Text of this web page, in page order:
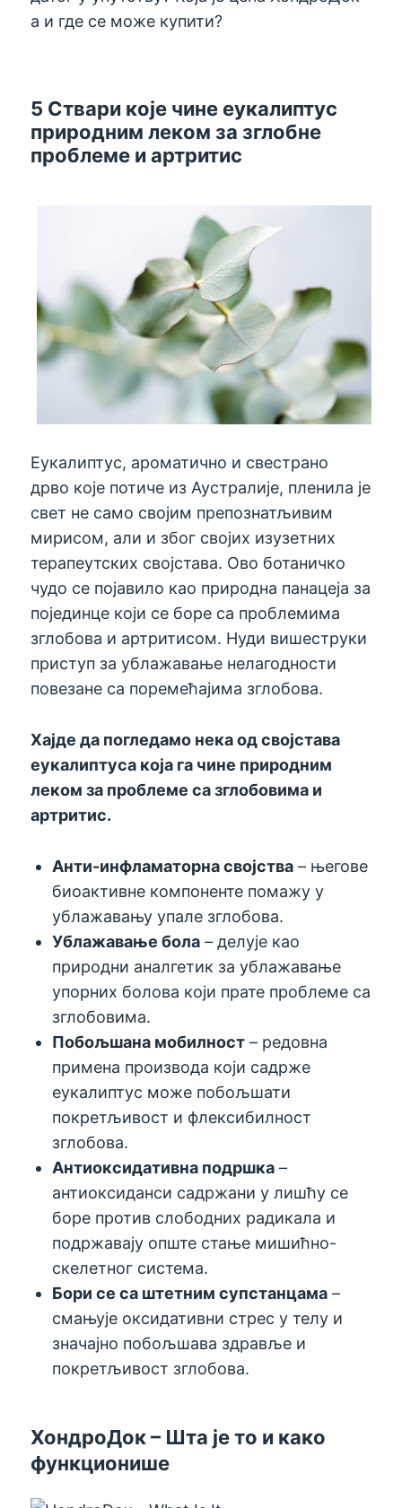
а и где се може купити?
5 Ствари које чине еукалиптус
природним леком за зглобне
проблеме и артритис
Еукалиптус, ароматично и свестрано
дрво које потиче из Аустралије, пленила је
свет не само својим препознатљивим
мирисом, али и због својих изузетних
терапеутских својстава. Ово ботаничко
чудо се појавило као природна панацеја за
појединце који се боре са проблемима
зглобова и артритисом. Нуди вишеструки
приступ за ублажавање нелагодности
повезане са поремећајима зглобова.
Хајде да погледамо нека од својстава
еукалиптуса која га чине природним
леком за проблеме са зглобовима и
артритис.
Анти-инфламаторна својства – његове
биоактивне компоненте помажу у
ублажавању упале зглобова.
Ублажавање бола – делује као
природни аналгетик за ублажавање
упорних болова који прате проблеме са
зглобовима.
Побољшана мобилност – редовна
примена производа који садрже
еукалиптус може побољшати
покретљивост и флексибилност
зглобова.
Антиоксидативна подршка –
антиоксиданси садржани у лишћу се
боре против слободних радикала и
подржавају опште стање мишићно-
скелетног система.
Бори се са штетним супстанцама –
смањује оксидативни стрес у телу и
значајно побољшава здравље и
покретљивост зглобова.
ХондроДок – Шта је то и како
функционише